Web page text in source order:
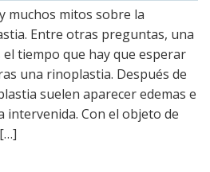
muchos mitos sobre la
Entre otras preguntas, una
tiempo que hay que esperar
una rinoplastia. Después de
suelen aparecer edemas e
intervenida. Con el objeto de